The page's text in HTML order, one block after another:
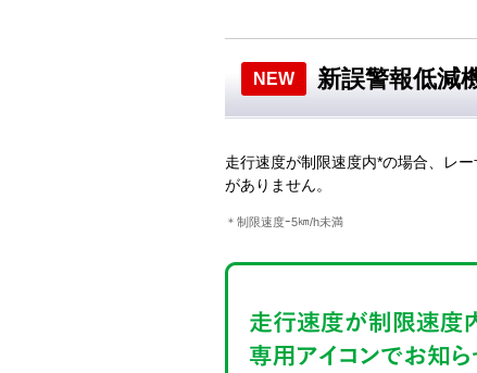
NEW 新誤警報低減
走行速度が制限速度内*の場合、レ
がありません。
＊制限速度ｰ5㎞/h未満